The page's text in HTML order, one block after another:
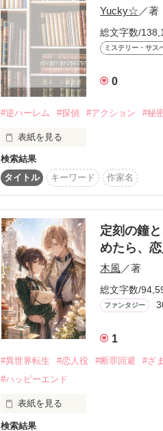
         ありがとうございます⭐︎
－◆－◆－◆－◆－◆－◆－◆－
＊道場 蘭－michiba ran－(25)
158センチ 事務職
エクボがチャームポイント
入院経験あり
＊棚橋龍人－tanahashi ryuuto－(35)
１８０センチ
tanahashi Medical center
の救命医
栗色のヘア、黒に青ラインのスクラ
が目印
Yucky☆ ／著
総文字数/
ミステリー・サス
0
#逆ハーレム #探偵 #アクション #秘
表紙を見る
こんにちは、
素敵なマドモワゼル
神崎探偵事務所へ
ようこそ！
我が探偵事務所にかかれば
恋愛・捜索・爆破に陰謀
なんでもござれ
どんな難問も
我が探偵事務所に
検索結果
タイトル
キーワード 作家名
定刻の鐘
めたら、
木風／著
総文字数/
ファンタジー
1
#異世界転生 #恋人役 #断罪回避 #ざ
#ハッピーエンド
表紙を見る
検索結果